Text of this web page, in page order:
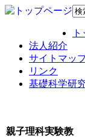
法人紹介
サイトマッ
リンク
基礎科学研
親子理科実験教